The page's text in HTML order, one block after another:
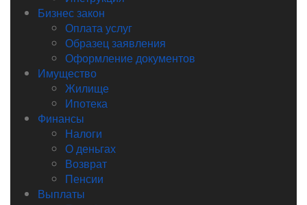
Бизнес закон
Оплата услуг
Образец заявления
Оформление документов
Имущество
Жилище
Ипотека
Финансы
Налоги
О деньгах
Возврат
Пенсии
Выплаты